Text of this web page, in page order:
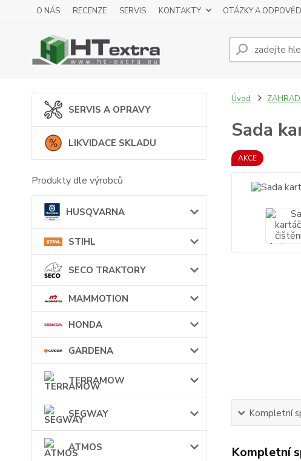
O NÁS RECENZE SERVIS KONTAKTY OTÁZKY A
SERVIS A OPRAVY
LIKVIDACE SKLADU
Produkty dle výrobců
HUSQVARNA
STIHL
SECO TRAKTORY
MAMMOTION
HONDA
GARDENA
TERRAMOW
SEGWAY
ATMOS
Úvod
Sada
AKCE
Kompletní
Kompletní